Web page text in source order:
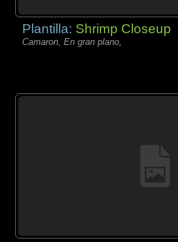
Plantilla: Shrimp Closeup
Camaron, En gran plano,